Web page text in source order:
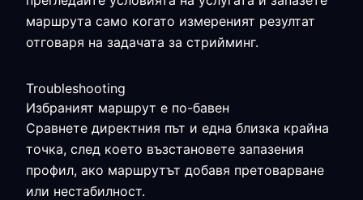
маршрута само когато измереният резултат
отговаря на задачата за стрийминг.
Troubleshooting
Избраният маршрут е по-бавен
Сравнете директния път и една близка крайна
точка, след което възстановете запазения
профил, ако маршрутът добавя претоварване
или нестабилност.